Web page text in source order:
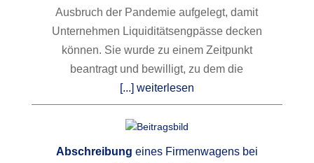
Ausbruch der Pandemie aufgelegt, damit
Unternehmen Liquiditätsengpässe decken
können. Sie wurde zu einem Zeitpunkt
beantragt und bewilligt, zu dem die
[...] weiterlesen
Abschreibung eines Firmenwagens bei